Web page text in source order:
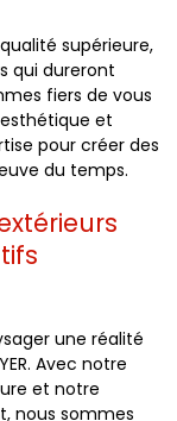
supérieure,
qui dureront
fiers de vous
et
pour créer des
du temps.
une réalité
Avec notre
et notre
nous sommes